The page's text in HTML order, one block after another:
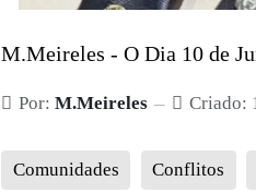
M.Meireles - O Dia 10 de
Por: M.Meireles Criado:
Comunidades Conflitos